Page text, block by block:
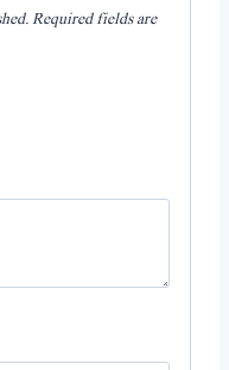
Required fields are